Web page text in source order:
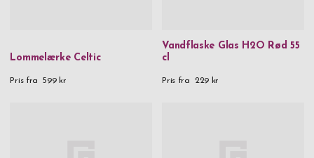
Lommelærke Celtic
Pris fra 599 kr
Vandflaske Glas H2O Rød 55
cl
Pris fra 229 kr